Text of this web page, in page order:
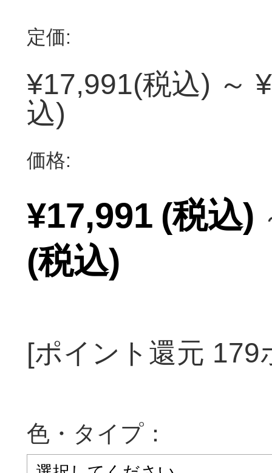
定価:
¥17,991(税込) ～
込)
価格:
¥17,991 (税込)
(税込)
[ポイント還元 179
色・タイプ：